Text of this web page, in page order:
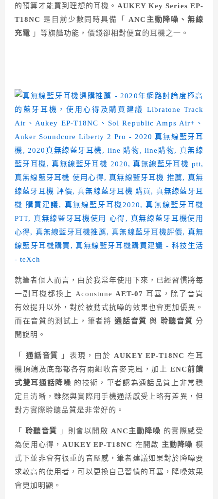
的預算才能買到理想的耳機。 AUKEY Key Series EP-
T18NC 是目前少數同時具備「 ANC主動降噪、無線
充電 」等旗艦功能，價錢卻相對便宜的耳機之一。
就筆者個人而言，由於我常年使用下來，已經習慣將每
一副耳機都換上 Acoustune AET-07
耳塞，除了音質
有效提升以外，對於被動式抗噪的效果也會更加優異。
而在音質的測試上，筆者將通話音質 與 聆聽音質 分
開說明。
「 通話音質 」表現，由於 AUKEY EP-T18NC在耳
機頂端及底部都各有兩組收音麥克風，加上 ENC前饋
式雙耳通話降噪 的技術，筆者認為通話品質上非常穩
定且清晰，雖然與實際用手機通話感受上略有差異，但
對方實際聆聽品質是非常好的。
「 聆聽音質 」則會以開啟 ANC主動降噪 的實際感受
為使用心得， AUKEY EP-T18NC 在開啟 主動降噪 模
式下並非會有很重的音壓感，筆者建議如果對於降噪要
求較高的使用者，可以更換自己習慣的耳塞，降噪效果
會更加明顯。